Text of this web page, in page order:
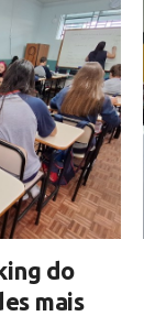
do
mais